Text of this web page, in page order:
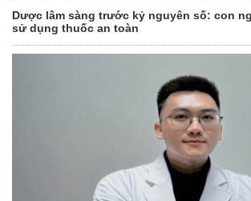
Dược lâm sàng trước kỷ nguyên số: con
sử dụng thuốc an toàn